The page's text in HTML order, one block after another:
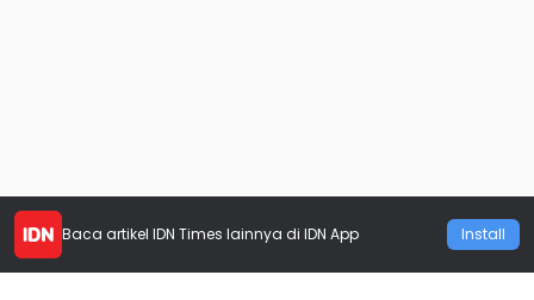
Baca artikel IDN Times lainnya di IDN App Install